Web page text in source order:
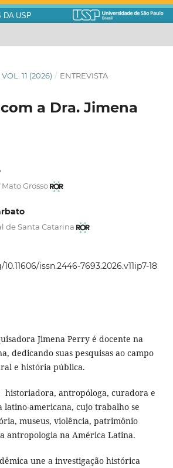
DA USP
VOL. 11 (2026) / ENTREVISTA
a Dra. Jimena
Grosso
de Santa Catarina
issn.2446-7693.2026.v11ip7-18
Jimena Perry é docente na
dedicando suas pesquisas ao campo
e história pública.
historiadora, antropóloga, curadora e
americana, cujo trabalho se
museus, violência, patrimônio
antropologia na América Latina.
une a investigação histórica